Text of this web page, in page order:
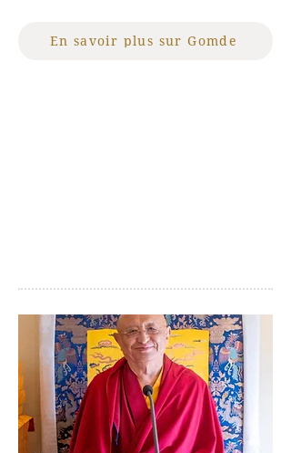
En savoir plus sur Gomde